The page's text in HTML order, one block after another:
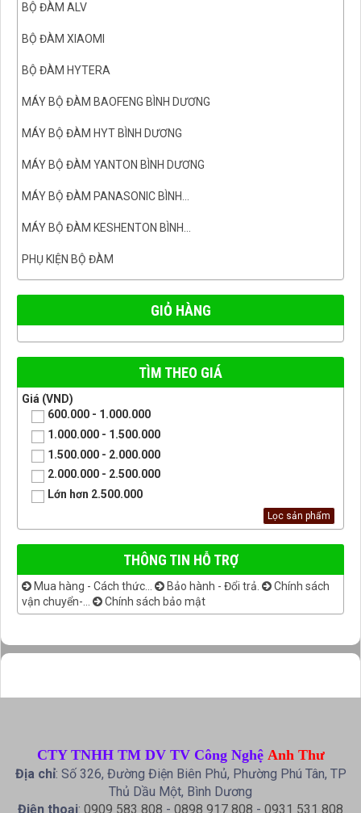
BỘ ĐÀM ALV
BỘ ĐÀM XIAOMI
BỘ ĐÀM HYTERA
MÁY BỘ ĐÀM BAOFENG BÌNH DƯƠNG
MÁY BỘ ĐÀM HYT BÌNH DƯƠNG
MÁY BỘ ĐÀM YANTON BÌNH DƯƠNG
MÁY BỘ ĐÀM PANASONIC BÌNH...
MÁY BỘ ĐÀM KESHENTON BÌNH...
PHỤ KIỆN BỘ ĐÀM
GIỎ HÀNG
TÌM THEO GIÁ
Giá (VND)
600.000 - 1.000.000
1.000.000 - 1.500.000
1.500.000 - 2.000.000
2.000.000 - 2.500.000
Lớn hơn 2.500.000
THÔNG TIN HỖ TRỢ
Mua hàng - Cách thức... Bảo hành - Đổi trả.
Chính sách
vận chuyển-...
Chính sách bảo mật
CTY TNHH TM DV TV Công Nghệ Anh Thư
Địa chỉ: Số 326, Đường Điện Biên Phủ, Phường Phú Tân, TP
Thủ Dầu Một, Bình Dương
Điện thoại: 0909 583 808 - 0898 917 808 - 0931 531 808